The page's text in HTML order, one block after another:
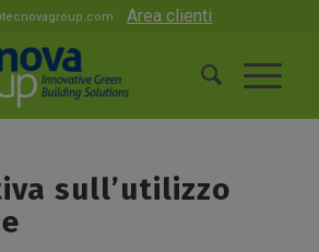
Area clienti
sull’utilizzo